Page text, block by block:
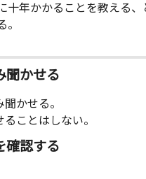
十年かかることを教える、
。
かせる
かせる。
ことはしない。
認する